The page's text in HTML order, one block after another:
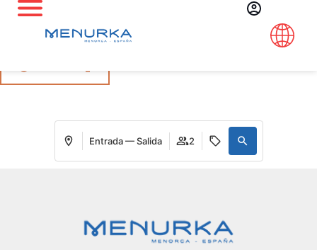
Síguenos en Instagram
Entrada — Salida 2